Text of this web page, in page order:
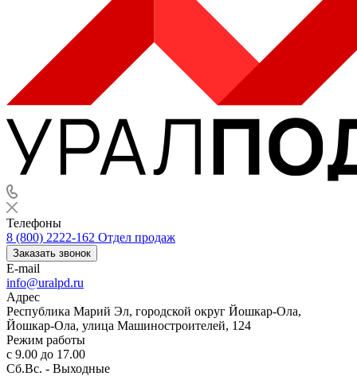
Телефоны
8 (800) 2222-162 Отдел продаж
Заказать звонок
E-mail
info@uralpd.ru
Адрес
Республика Марий Эл, городской округ Йошкар-Ола,
Йошкар-Ола, улица Машиностроителей, 124
Режим работы
с 9.00 до 17.00
Сб.Вс. - Выходные